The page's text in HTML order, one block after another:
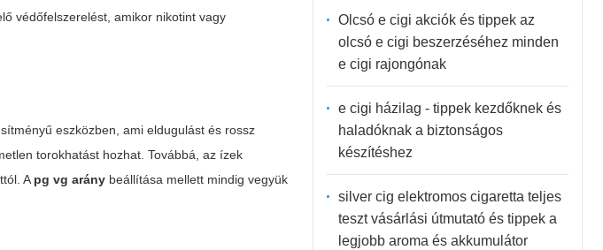
védőfelszerelést, amikor nikotint vagy
eszközben, ami eldugulást és rossz
torokhatást hozhat. Továbbá, az ízek
A pg vg arány beállítása mellett mindig vegyük
Olcsó e cigi akciók és tippek az
olcsó e cigi beszerzéséhez minden
e cigi rajongónak
e cigi házilag - tippek kezdőknek és
haladóknak a biztonságos
készítéshez
silver cig elektromos cigaretta teljes
teszt vásárlási útmutató és tippek a
legjobb aroma és akkumulátor